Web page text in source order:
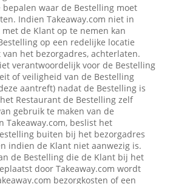
waar de Bestelling moet
Indien Takeaway.com niet in
de Klant op te nemen kan
op een redelijke locatie
het bezorgadres, achterlaten.
verantwoordelijk voor de Bestelling
of veiligheid van de Bestelling
aantreft) nadat de Bestelling is
Restaurant de Bestelling zelf
gebruik te maken van de
Takeaway.com, beslist het
buiten bij het bezorgadres
indien de Klant niet aanwezig is.
de Bestelling die de Klant bij het
door Takeaway.com wordt
bezorgkosten of een